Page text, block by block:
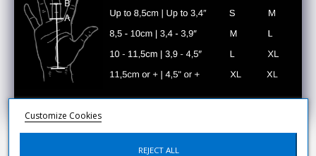
Customize Cookies
REJECT ALL